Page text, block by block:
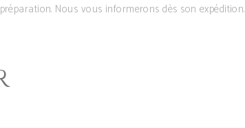
Nous vous informerons dès son expédition.